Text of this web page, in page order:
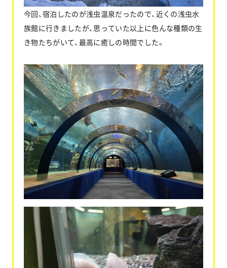
今回、宿泊したのが浅虫温泉だったので、近くの浅虫水
族館に行きましたが、思っていた以上に色んな種類の生
き物たちがいて、最高に癒しの時間でした。